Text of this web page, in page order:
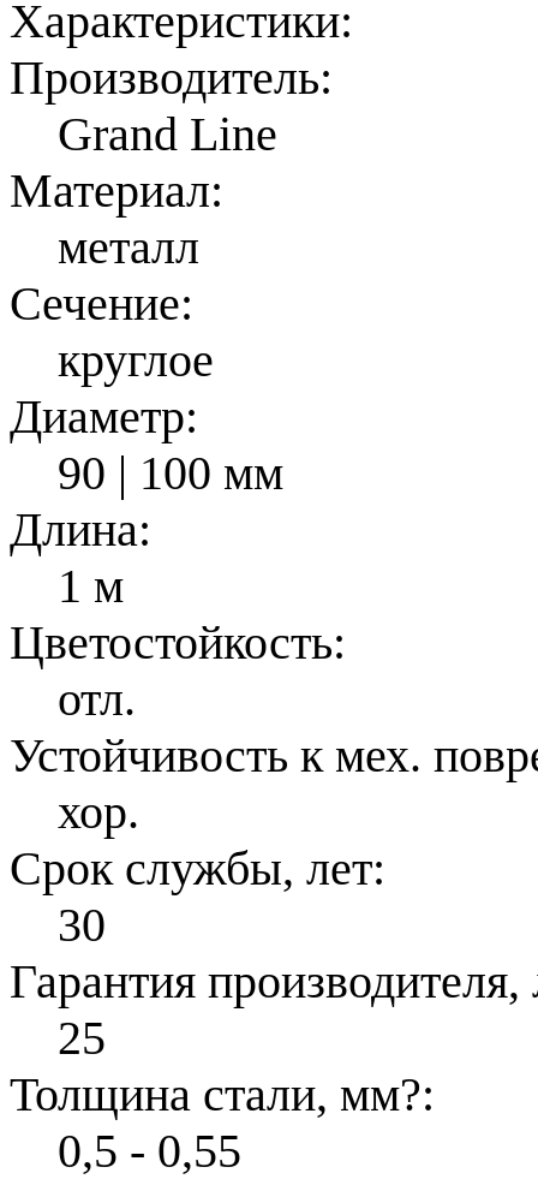
Характеристики:
Производитель:
Grand Line
Материал:
металл
Сечение:
круглое
Диаметр:
90 | 100 мм
Длина:
1 м
Цветостойкость:
отл.
Устойчивость к мех.
хор.
Срок службы, лет:
30
Гарантия производителя,
25
Толщина стали, мм?:
0,5 - 0,55